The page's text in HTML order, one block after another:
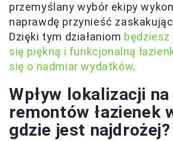
przemyślany wybór ekipy
naprawdę przynieść
Dzięki tym działaniom będziesz
się piękną i funkcjonalną
się o nadmiar wydatków.
Wpływ lokalizacji
remontów łazienek
gdzie jest najdrożej?